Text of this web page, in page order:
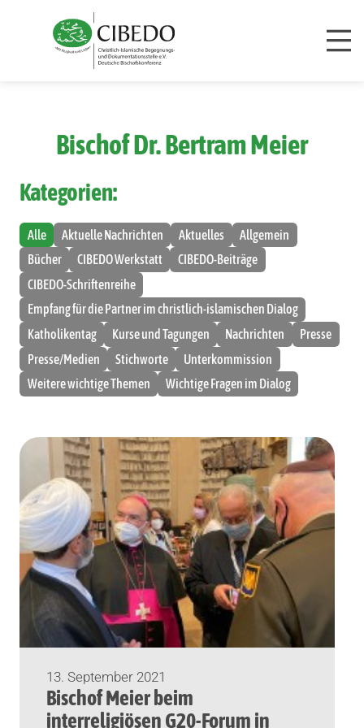
Bischof Dr. Bertram Meier
Kategorien:
Alle Aktuelle Nachrichten Aktuelles
Allgemein
Bücher
CIBEDO Werkstatt
CIBEDO-Beiträge
CIBEDO-Schriftenreihe
Empfang für die Partner im christlich-islamischen Dialog
Katholikentag
Kurse und Tagungen Nachrichten
Presse
Presse/Medien
Stichworte
Unterkommission
Weitere wichtige Themen
Wichtige Fragen im Dialog
13. September 2021
Bischof Meier beim
interreligiösen G20-Forum in